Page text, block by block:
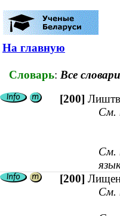
На главную
Словарь: Все словари
[200]
См.
См.
[200]
См.